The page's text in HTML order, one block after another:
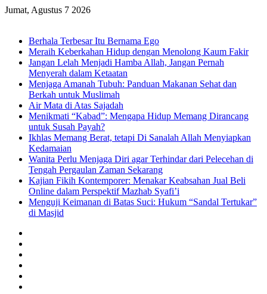
Jumat, Agustus 7 2026
Berhala Terbesar Itu Bernama Ego
Meraih Keberkahan Hidup dengan Menolong Kaum Fakir
Jangan Lelah Menjadi Hamba Allah, Jangan Pernah
Menyerah dalam Ketaatan
Menjaga Amanah Tubuh: Panduan Makanan Sehat dan
Berkah untuk Muslimah
Air Mata di Atas Sajadah
Menikmati “Kabad”: Mengapa Hidup Memang Dirancang
untuk Susah Payah?
Ikhlas Memang Berat, tetapi Di Sanalah Allah Menyiapkan
Kedamaian
Wanita Perlu Menjaga Diri agar Terhindar dari Pelecehan di
Tengah Pergaulan Zaman Sekarang
Kajian Fikih Kontemporer: Menakar Keabsahan Jual Beli
Online dalam Perspektif Mazhab Syafi’i
Menguji Keimanan di Batas Suci: Hukum “Sandal Tertukar”
di Masjid